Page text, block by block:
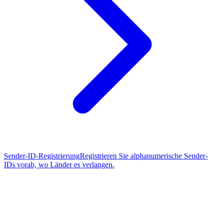
Sender-ID-RegistrierungRegistrieren Sie alphanumerische Sender-
IDs vorab, wo Länder es verlangen.